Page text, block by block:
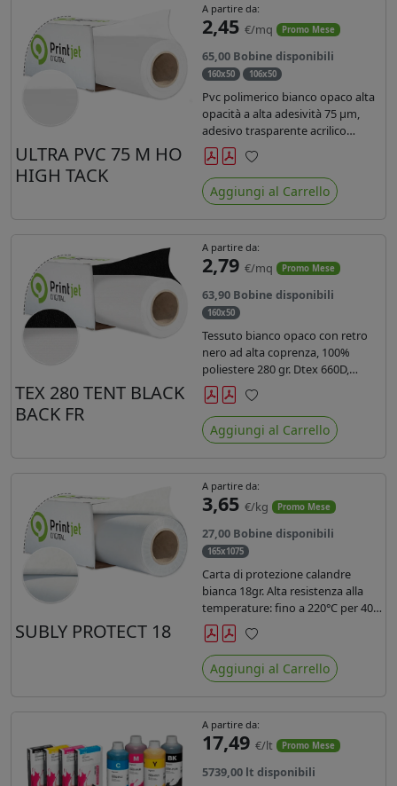
ULTRA PVC 75 M HO
HIGH TACK
A partire da:
2,45 €/mq Promo Mese
65,00 Bobine disponibili
160x50 106x50
Pvc polimerico bianco opaco alta
opacità a alta adesività 75 µm,
adesivo trasparente acrilico
hotmelt permanente, durata 5-7
anni liner 140gr PE su entrambi
lati. Dotato di certificato ignifugo
Bs1d0.
Preferiti
Aggiungi al Carrello
TEX 280 TENT BLACK
BACK FR
A partire da:
2,79 €/mq Promo Mese
63,90 Bobine disponibili
160x50
Tessuto bianco opaco con retro
nero ad alta coprenza, 100%
poliestere 280 gr. Dtex 660D,
idrorepellente, adatto alla stampa
sublimatica indiretta. Ideale per
tende ,coperture gazebo, prodotti
gonfiabili o cuscini di
Preferiti
Aggiungi al Carrello
SUBLY PROTECT 18
A partire da:
3,65 €/kg Promo Mese
27,00 Bobine disponibili
165x1075
Carta di protezione calandre
bianca 18gr. Alta resistenza alla
temperature: fino a 220°C per 40
secondi. Lunghezza 1075 mtl,
peso kg 35, diam. 20cm.
Preferiti
Aggiungi al Carrello
A partire da:
17,49 €/lt Promo Mese
5739,00 lt disponibili